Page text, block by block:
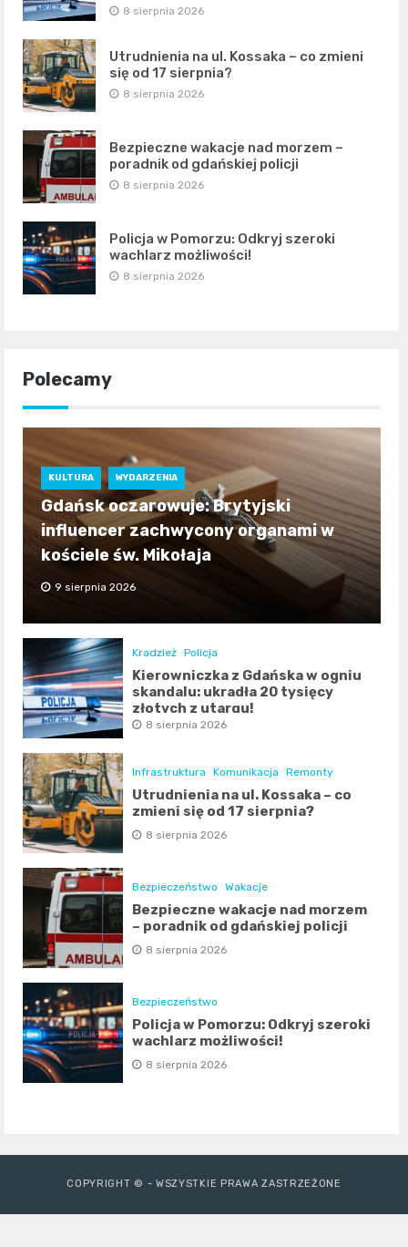
8 sierpnia 2026
Utrudnienia na ul. Kossaka – co zmieni
się od 17 sierpnia?
8 sierpnia 2026
Bezpieczne wakacje nad morzem –
poradnik od gdańskiej policji
8 sierpnia 2026
Policja w Pomorzu: Odkryj szeroki
wachlarz możliwości!
8 sierpnia 2026
Polecamy
KULTURA WYDARZENIA
Gdańsk oczarowuje: Brytyjski
influencer zachwycony organami w
kościele św. Mikołaja
9 sierpnia 2026
Kradzież Policja
Kierowniczka z Gdańska w ogniu
skandalu: ukradła 20 tysięcy
złotych z utargu!
8 sierpnia 2026
Infrastruktura Komunikacja Remonty
Utrudnienia na ul. Kossaka – co
zmieni się od 17 sierpnia?
8 sierpnia 2026
Bezpieczeństwo Wakacje
Bezpieczne wakacje nad morzem
– poradnik od gdańskiej policji
8 sierpnia 2026
Bezpieczeństwo
Policja w Pomorzu: Odkryj szeroki
wachlarz możliwości!
8 sierpnia 2026
COPYRIGHT © - WSZYSTKIE PRAWA ZASTRZEŻONE